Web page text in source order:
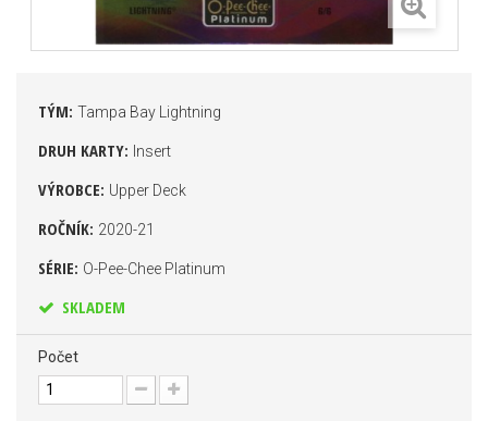
TÝM: Tampa Bay Lightning
DRUH KARTY: Insert
VÝROBCE: Upper Deck
ROČNÍK: 2020-21
SÉRIE: O-Pee-Chee Platinum
SKLADEM
Počet